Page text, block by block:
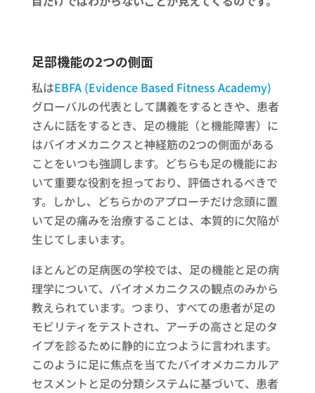
足部機能の2つの側面
私はEBFA (Evidence Based Fitness Academy)
グローバルの代表として講義をするときや、患者
さんに話をするとき、足の機能（と機能障害）に
はバイオメカニクスと神経筋の2つの側面がある
ことをいつも強調します。どちらも足の機能にお
いて重要な役割を担っており、評価されるべきで
す。しかし、どちらかのアプローチだけ念頭に置
いて足の痛みを治療することは、本質的に欠陥が
生じてしまいます。
ほとんどの足病医の学校では、足の機能と足の病
理学について、バイオメカニクスの観点のみから
教えられています。つまり、すべての患者が足の
モビリティをテストされ、アーチの高さと足のタ
イプを診るために静的に立つように言われます。
このように足に焦点を当てたバイオメカニカルア
セスメントと足の分類システムに基づいて、患者